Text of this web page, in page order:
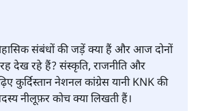
संबंधों की जड़ें क्या हैं और आज दोनों
देख रहे हैं? संस्कृति, राजनीति और
कुर्दिस्तान नेशनल कांग्रेस यानी KNK की
नीलूफ़र कोच क्या लिखती हैं।